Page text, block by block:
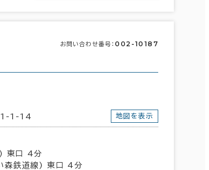
お問い合わせ番号： 002-10187
1-1-14 地図を表示
東口 4分
森鉄道線) 東口 4分